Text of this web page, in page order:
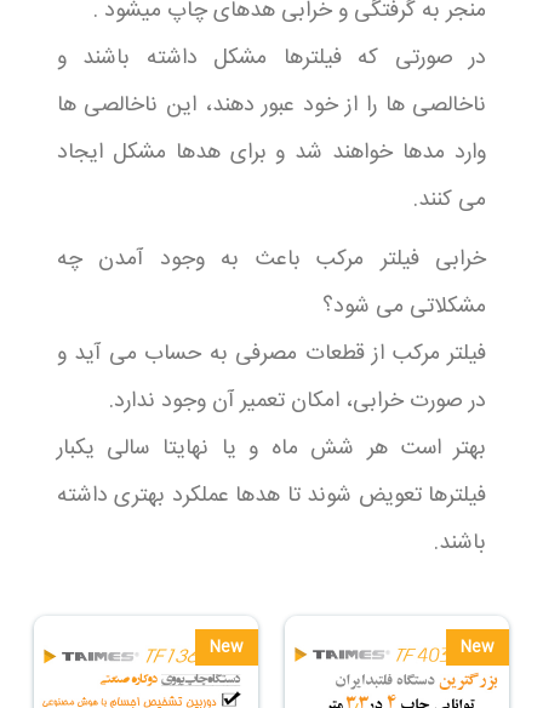
منجر به گرفتگی و خرابی هدهای چاپ میشود .
در صورتی که فیلترها مشکل داشته باشند و
ناخالصی ها را از خود عبور دهند، این ناخالصی ها
وارد مدها خواهند شد و برای هدها مشکل ایجاد
می کنند.
خرابی فیلتر مرکب باعث به وجود آمدن چه
مشکلاتی می شود؟
فیلتر مرکب از قطعات مصرفی به حساب می آید و
در صورت خرابی، امکان تعمیر آن وجود ندارد.
بهتر است هر شش ماه و یا نهایتا سالی یکبار
فیلترها تعویض شوند تا هدها عملکرد بهتری داشته
باشند.
New New